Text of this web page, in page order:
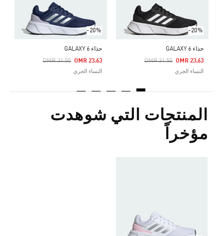
-20%
حذاء GALAXY 6
Price Reduced From
OMR 31.50
To OMR 23.63
النساء الجري
-20%
حذاء GALAXY 6
Price Reduced From
OMR 31.50
To OMR 23.63
النساء الجري
المنتجات التي شوهدت
مؤخراً